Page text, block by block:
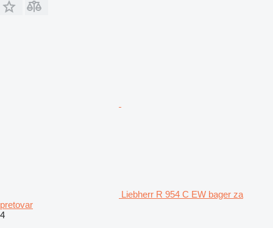
Liebherr R 954 C EW bager za
pretovar
4